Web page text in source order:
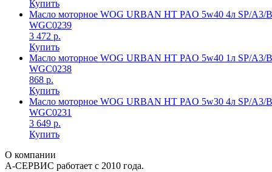
Купить
Масло моторное WOG URBAN HT PAO 5w40 4л SP/A3/
WGC0239
3 472 р.
Купить
Масло моторное WOG URBAN HT PAO 5w40 1л SP/A3/
WGC0238
868 р.
Купить
Масло моторное WOG URBAN HT PAO 5w30 4л SP/A3/
WGC0231
3 649 р.
Купить
О компании
А-СЕРВИС работает с 2010 года.